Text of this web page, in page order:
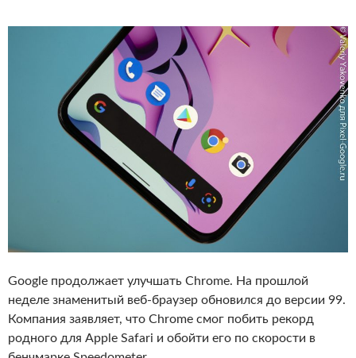
Google продолжает улучшать Chrome. На прошлой
неделе знаменитый веб-браузер обновился до версии 99.
Компания заявляет, что Chrome смог побить рекорд
родного для Apple Safari и обойти его по скорости в